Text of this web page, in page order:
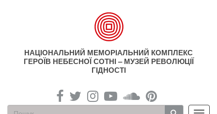
НАЦІОНАЛЬНИЙ МЕМОРІАЛЬНИЙ КОМПЛЕКС
ГЕРОЇВ НЕБЕСНОЇ СОТНІ – МУЗЕЙ РЕВОЛЮЦІЇ
ГІДНОСТІ